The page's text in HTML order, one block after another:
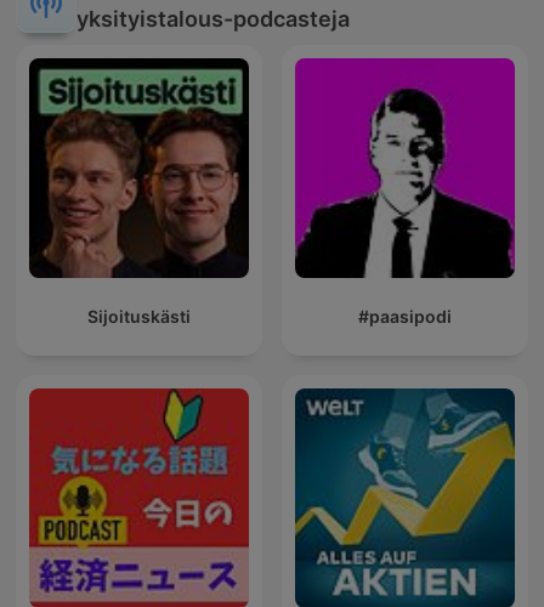
yksityistalous-podcasteja
Sijoituskästi #paasipodi